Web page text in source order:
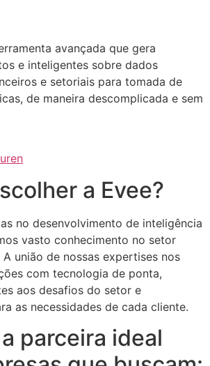
avançada que gera
e inteligentes sobre dados
e setoriais para tomada de
de maneira descomplicada e sem
a Evee?
no desenvolvimento de inteligência
vasto conhecimento no setor
união de nossas expertises nos
com tecnologia de ponta,
aos desafios do setor e
as necessidades de cada cliente.
parceira ideal